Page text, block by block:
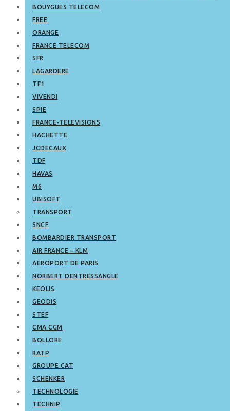
BOUYGUES TELECOM
FREE
ORANGE
FRANCE TELECOM
SFR
LAGARDERE
TF1
VIVENDI
SPIE
FRANCE-TELEVISIONS
HACHETTE
JCDECAUX
TDF
HAVAS
M6
UBISOFT
TRANSPORT
SNCF
BOMBARDIER TRANSPORT
AIR FRANCE – KLM
AEROPORT DE PARIS
NORBERT DENTRESSANGLE
KEOLIS
GEODIS
STEF
CMA CGM
BOLLORE
RATP
GROUPE CAT
SCHENKER
TECHNOLOGIE
TECHNIP